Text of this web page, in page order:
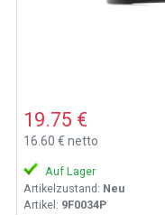
19.75 €
16.60 € netto
Auf Lager
Artikelzustand: Neu
Artikel: 9F0034P